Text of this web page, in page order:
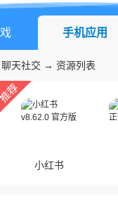
手机应用
聊天社交 → 资源列表
小红书